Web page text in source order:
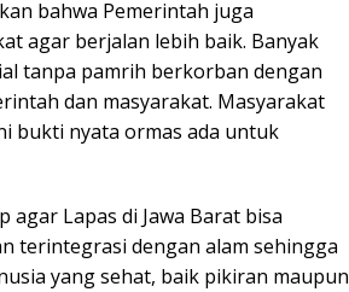
bahwa Pemerintah juga
agar berjalan lebih baik. Banyak
tanpa pamrih berkorban dengan
dan masyarakat. Masyarakat
bukti nyata ormas ada untuk
agar Lapas di Jawa Barat bisa
terintegrasi dengan alam sehingga
yang sehat, baik pikiran maupun